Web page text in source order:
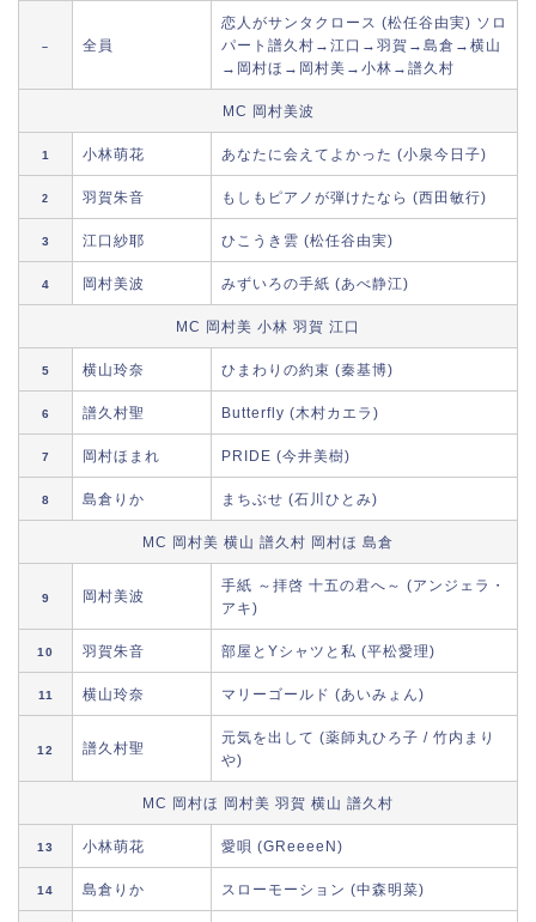
– 全員
恋人がサンタクロース (松任谷由実) ソロ
パート譜久村→江口→羽賀→島倉→横山
→岡村ほ→岡村美→小林→譜久村
MC 岡村美波
1 小林萌花 あなたに会えてよかった (小泉今日子)
2 羽賀朱音 もしもピアノが弾けたなら (西田敏行)
3 江口紗耶 ひこうき雲 (松任谷由実)
4 岡村美波 みずいろの手紙 (あべ静江)
MC 岡村美 小林 羽賀 江口
5 横山玲奈 ひまわりの約束 (秦基博)
6 譜久村聖 Butterfly (木村カエラ)
7 岡村ほまれ PRIDE (今井美樹)
8 島倉りか まちぶせ (石川ひとみ)
MC 岡村美 横山 譜久村 岡村ほ 島倉
9 岡村美波
手紙 ～拝啓 十五の君へ～ (アンジェラ・
アキ)
10 羽賀朱音 部屋とYシャツと私 (平松愛理)
11 横山玲奈 マリーゴールド (あいみょん)
12 譜久村聖
元気を出して (薬師丸ひろ子 / 竹内まり
や)
MC 岡村ほ 岡村美 羽賀 横山 譜久村
13 小林萌花 愛唄 (GReeeeN)
14 島倉りか スローモーション (中森明菜)